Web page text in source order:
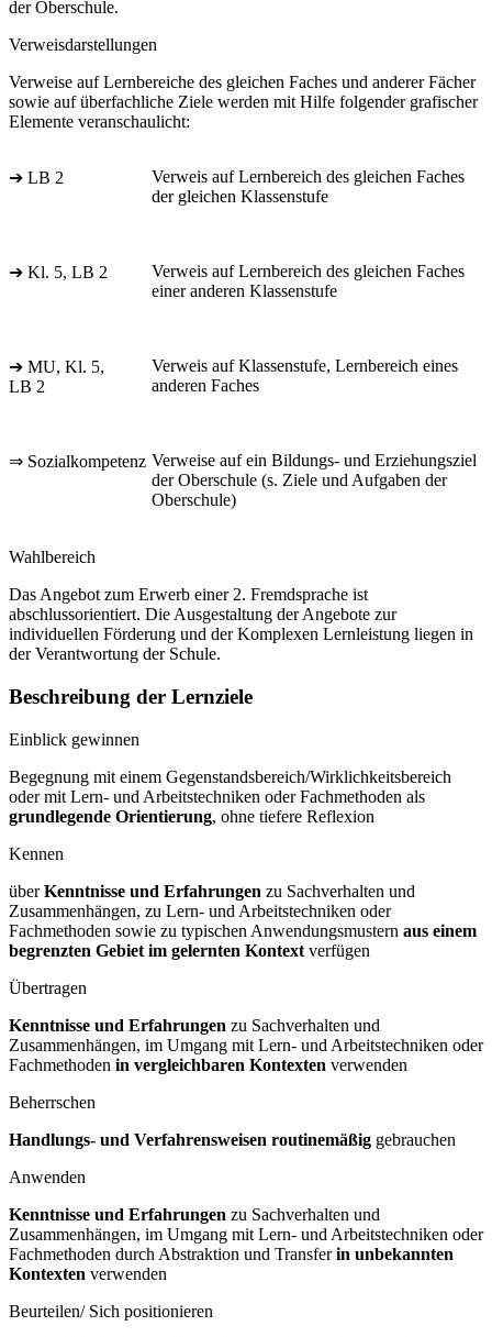
der Oberschule.
Verweisdarstellungen
Verweise auf Lernbereiche des gleichen Faches und anderer Fächer
sowie auf überfachliche Ziele werden mit Hilfe folgender grafischer
Elemente veranschaulicht:
➔ LB 2
Verweis auf Lernbereich des gleichen Faches
der gleichen Klassenstufe
➔ Kl. 5, LB 2
Verweis auf Lernbereich des gleichen Faches
einer anderen Klassenstufe
➔ MU, Kl. 5,
LB 2
Verweis auf Klassenstufe, Lernbereich eines
anderen Faches
⇒ Sozialkompetenz Verweise auf ein Bildungs- und Erziehungsziel
der Oberschule (s. Ziele und Aufgaben der
Oberschule)
Wahlbereich
Das Angebot zum Erwerb einer 2. Fremdsprache ist
abschlussorientiert. Die Ausgestaltung der Angebote zur
individuellen Förderung und der Komplexen Lernleistung liegen in
der Verantwortung der Schule.
Beschreibung der Lernziele
Einblick gewinnen
Begegnung mit einem Gegenstandsbereich/Wirklichkeitsbereich
oder mit Lern- und Arbeitstechniken oder Fachmethoden als
grundlegende Orientierung, ohne tiefere Reflexion
Kennen
überKenntnisse und Erfahrungen zu Sachverhalten und
Zusammenhängen, zu Lern- und Arbeitstechniken oder
Fachmethoden sowie zu typischen Anwendungsmustern aus einem
begrenzten Gebiet im gelernten Kontext verfügen
Übertragen
Kenntnisse und Erfahrungen zu Sachverhalten und
Zusammenhängen, im Umgang mit Lern- und Arbeitstechniken oder
Fachmethoden in vergleichbaren Kontexten verwenden
Beherrschen
Handlungs- und Verfahrensweisen routinemäßig gebrauchen
Anwenden
Kenntnisse und Erfahrungen zu Sachverhalten und
Zusammenhängen, im Umgang mit Lern- und Arbeitstechniken oder
Fachmethoden durch Abstraktion und Transferin unbekannten
Kontexten verwenden
Beurteilen/ Sich positionieren